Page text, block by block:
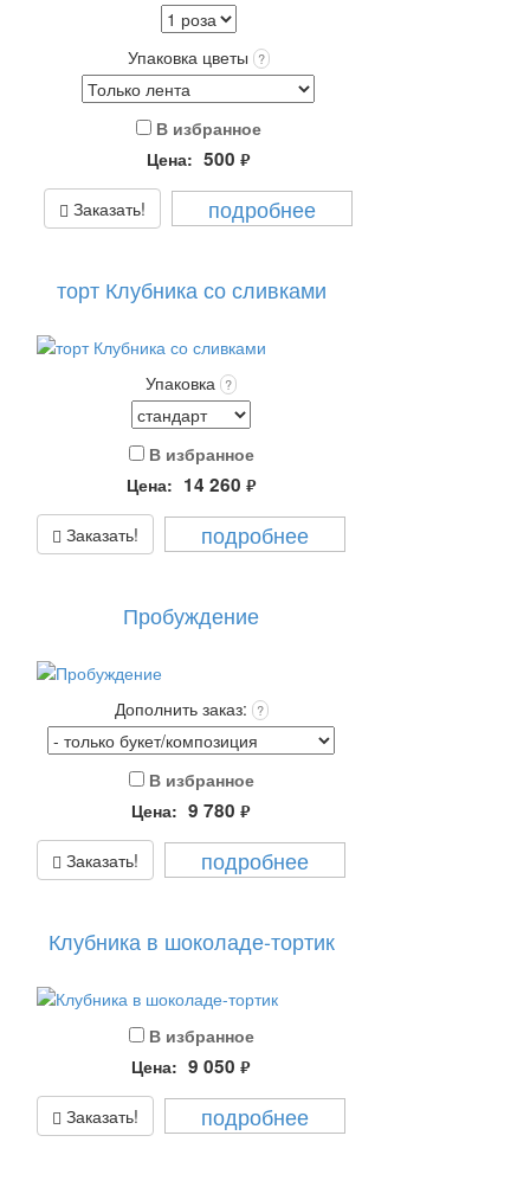
Упаковка цветы ?
В избранное
Цена: 500 руб.
Заказать! подробнее
торт Клубника со сливками
Упаковка ?
В избранное
Цена: 14 260 руб.
Заказать! подробнее
Пробуждение
Дополнить заказ: ?
В избранное
Цена: 9 780 руб.
Заказать! подробнее
Клубника в шоколаде-тортик
В избранное
Цена: 9 050 руб.
Заказать! подробнее